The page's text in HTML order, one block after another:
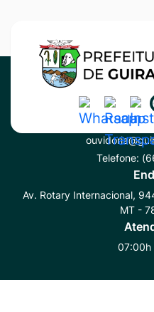
Acessar
a
Rede
Whatsapp
a
Rede
Social
Radar
a
Telefone:
Av. Rotary Internacional,
MT -
07:00h